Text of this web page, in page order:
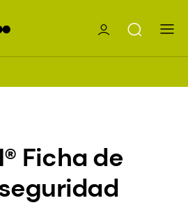
Ficha de